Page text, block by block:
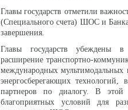
Главы государств отметили
(Специального счета) ШОС и
завершения.
Главы государств убеждены в
расширение транспортно-
международных мультимодальных
энергосберегающих технологий,
партнеров по диалогу. В этой
благоприятных условий для